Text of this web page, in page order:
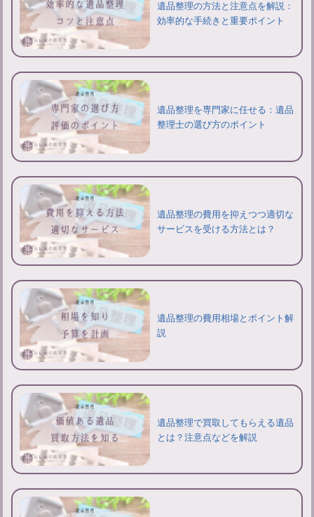
遺品整理の方法と注意点を解説：
効率的な手続きと重要ポイント
遺品整理を専門家に任せる：遺品
整理士の選び方のポイント
遺品整理の費用を抑えつつ適切な
サービスを受ける方法とは？
遺品整理の費用相場とポイント解
説
遺品整理で買取してもらえる遺品
とは？注意点などを解説